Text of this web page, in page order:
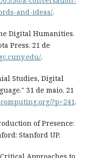
and-ideas/.
Digital Humanities.
Press. 21 de
.
Studies, Digital
31 de maio. 21
?p=241.
of Presence:
Stanford UP.